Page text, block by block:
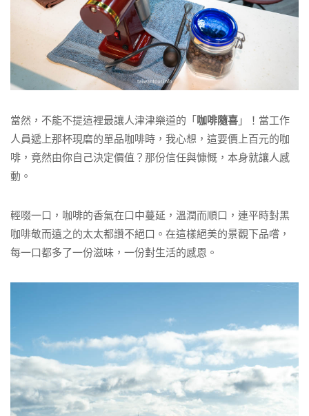
當然，不能不提這裡最讓人津津樂道的「咖啡隨喜 」！當工作
人員遞上那杯現磨的單品咖啡時，我心想，這要價上百元的咖
啡，竟然由你自己決定價值？那份信任與慷慨，本身就讓人感
動。
輕啜一口，咖啡的香氣在口中蔓延，溫潤而順口，連平時對黑
咖啡敬而遠之的太太都讚不絕口。在這樣絕美的景觀下品嚐，
每一口都多了一份滋味，一份對生活的感恩。